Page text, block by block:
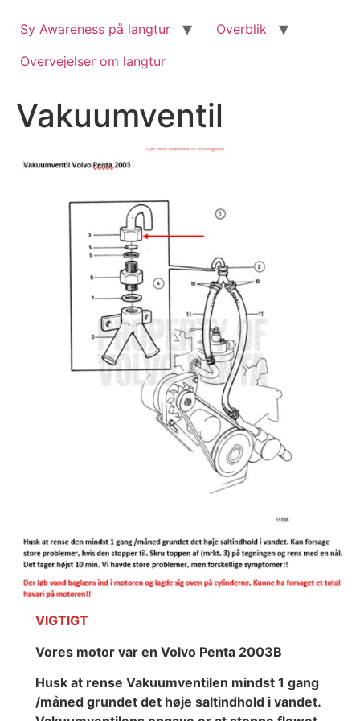
Sy Awareness på langtur
Overblik
Overvejelser om langtur
Vakuumventil
VIGTIGT
Vores motor var en Volvo Penta 2003B
Husk at rense Vakuumventilen mindst 1 gang
/måned grundet det høje saltindhold i vandet.